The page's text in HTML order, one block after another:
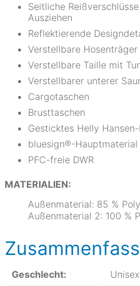
Seitliche
Ausziehen
Reflektierende
Verstellbare Hosenträger
Verstellbare Taille mit
Verstellbarer unterer
Cargotaschen
Brusttaschen
Gesticktes Helly
bluesign®-Hauptmaterial
PFC-freie DWR
MATERIALIEN:
Außenmaterial: 85 %
Außenmaterial 2: 100 %
Geschlecht:
Unisex